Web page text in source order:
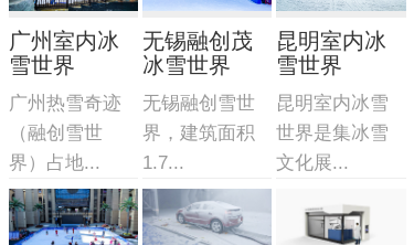
广州室内冰
雪世界
广州热雪奇迹
（融创雪世
界）占地...
无锡融创茂
冰雪世界
无锡融创雪世
界，建筑面积
1.7...
昆明室内冰
雪世界
昆明室内冰雪
世界是集冰雪
文化展...